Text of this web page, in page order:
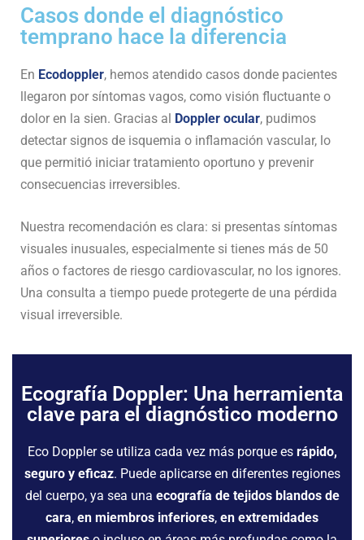
Casos donde el diagnóstico
temprano hace la diferencia
En Ecodoppler, hemos atendido casos donde pacientes
llegaron por síntomas vagos, como visión fluctuante o
dolor en la sien. Gracias al Doppler ocular, pudimos
detectar signos de isquemia o inflamación vascular, lo
que permitió iniciar tratamiento oportuno y prevenir
consecuencias irreversibles.
Nuestra recomendación es clara: si presentas síntomas
visuales inusuales, especialmente si tienes más de 50
años o factores de riesgo cardiovascular, no los ignores.
Una consulta a tiempo puede protegerte de una pérdida
visual irreversible.
Ecografía Doppler: Una herramienta
clave para el diagnóstico moderno
Eco Doppler se utiliza cada vez más porque es rápido,
seguro y eficaz. Puede aplicarse en diferentes regiones
del cuerpo, ya sea una ecografía de tejidos blandos de
cara, en miembros inferiores, en extremidades